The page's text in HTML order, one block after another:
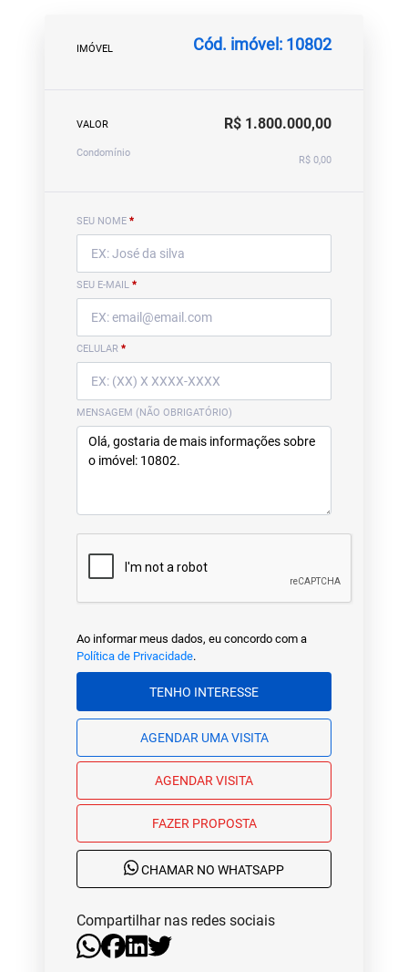
IMÓVEL Cód. imóvel: 10802
VALOR R$ 1.800.000,00
Condomínio
R$ 0,00
SEU NOME *
SEU E-MAIL *
CELULAR *
MENSAGEM (NÃO OBRIGATÓRIO)
Ao informar meus dados, eu concordo com a
Política de Privacidade.
TENHO INTERESSE
AGENDAR UMA VISITA
AGENDAR VISITA
FAZER PROPOSTA
CHAMAR NO WHATSAPP
Compartilhar nas redes sociais